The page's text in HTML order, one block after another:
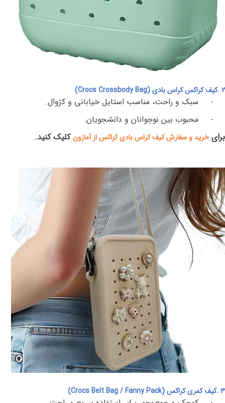
۲.کیف کراکس کراس‌ بادی(Crocs Crossbody Bag)
-
سبک و راحت، مناسب استایل خیابانی و کژوال.
- محبوب بین نوجوانان و دانشجویان.
برای خرید و سفارش کیف کراس بادی کراکس از آمازونکلیک کنید.
۳.کیف کمری کراکس(Crocs Belt Bag / Fanny Pack)